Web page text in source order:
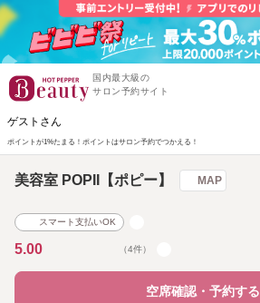
国内最大級の
サロン予約サイト
ゲストさん
ポイントが1%たまる！ ポイントはサロン予約でつかえる！
美容室 POPII【ポピー】 MAP
スマート支払いOK
5.00 （4件）
空席確認・予約する